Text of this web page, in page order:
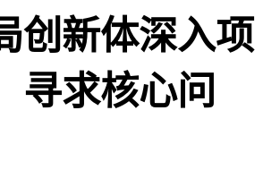
创新体深入项
寻求核心问